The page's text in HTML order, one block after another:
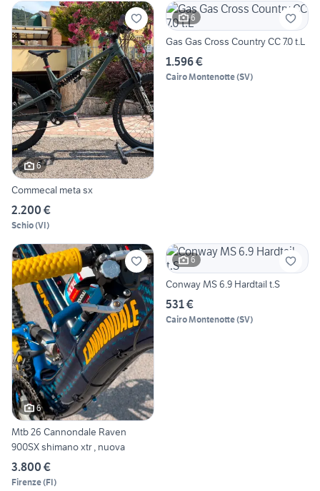
6
Commecal meta sx
2.200 €
Schio(VI)
6
Gas Gas Cross Country CC 7.0 t.L
1.596 €
Cairo Montenotte(SV)
6
Mtb 26 Cannondale Raven
900SX shimano xtr , nuova
3.800 €
Firenze(FI)
6
Conway MS 6.9 Hardtail t.S
531 €
Cairo Montenotte(SV)